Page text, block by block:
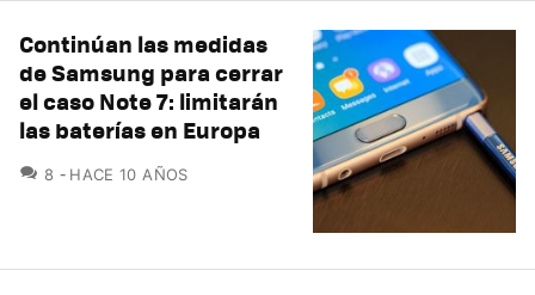
Continúan las medidas
de Samsung para cerrar
el caso Note 7: limitarán
las baterías en Europa
8 COMENTARIOS
HACE 10 AÑOS